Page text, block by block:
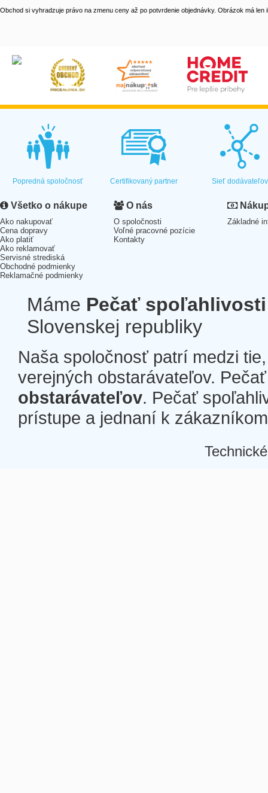
Obchod si vyhradzuje právo na zmenu ceny až po potvrdenie objednávky. Obrázok má len
Popredná spoločnosť Certifikovaný partner Sieť dodávateľov
Všetko o nákupe
Ako nakupovať
Cena dopravy
Ako platiť
Ako reklamovať
Servisné strediská
Obchodné podmienky
Reklamačné podmienky
O nás
O spoločnosti
Voľné pracovné pozície
Kontakty
Základné
Máme Pečať spoľahlivosti
Slovenskej republiky
Naša spoločnosť patrí medzi
verejných obstarávateľov.
obstarávateľov. Pečať
prístupe a jednaní k